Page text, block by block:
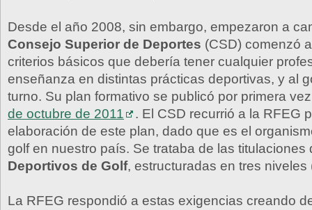
Desde el año 2008, sin embargo, empezaron a
Consejo Superior de Deportes (CSD) comenzó
criterios básicos que debería tener cualquier
enseñanza en distintas prácticas deportivas, y al
turno. Su plan formativo se publicó por primera
de octubre de 2011
. El CSD recurrió a la RFEG
elaboración de este plan, dado que es el
golf en nuestro país. Se trataba de las titulaciones
Deportivos de Golf, estructuradas en tres niveles
La RFEG respondió a estas exigencias creando